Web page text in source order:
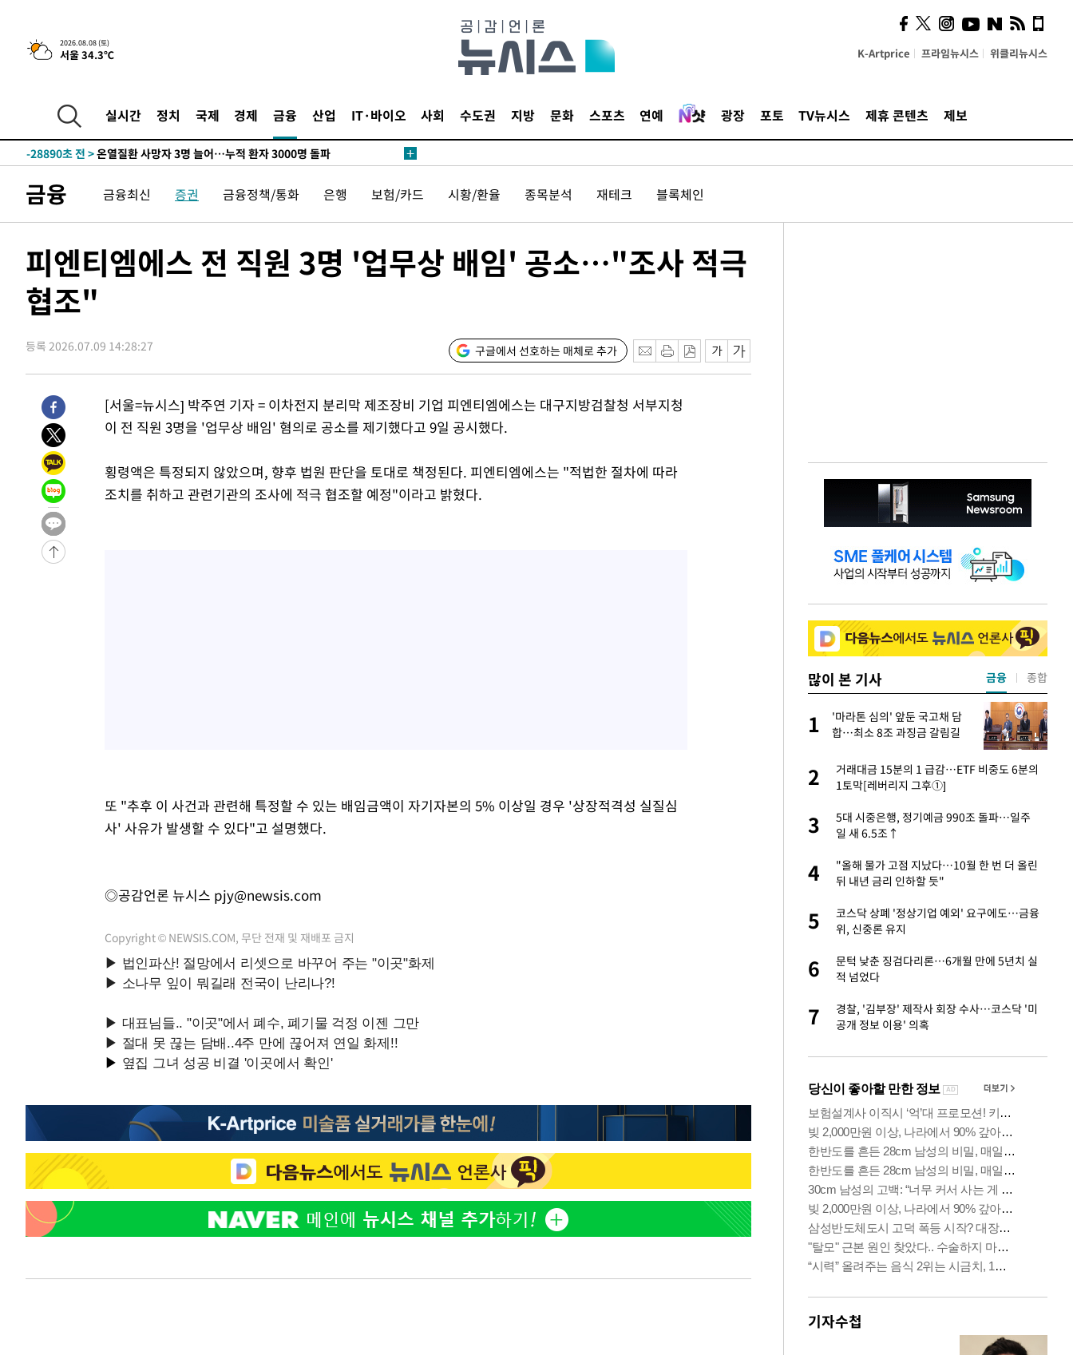
2026.08.08 (토)
서울 34.3℃ K-Artprice 프라임뉴시스 위클리뉴시스
실시간 정치 국제 경제 금융 산업 IT·바이오 사회 수도권 지방 문화 스포츠 연예 광장 포토 TV뉴시스 제휴 콘텐츠 제보
3시간 전 >[속보]뉴욕증시 상승 마감…S&P 0.6% 나스닥 1.3%↑
-30139초 전 >
[속보]이강인 "감독님이 원하는 마음 느꼈고, 많은 트로피 원해 아
틀레티코 이적"
-29921초 전 >
-28890초 전 >온열질환 사망자 3명 늘어…누적 환자 3000명 돌파
-18942초 전 >
백운산서 80년근 천종산삼 9뿌리 발견…감정가 1.3억원
-16652초 전 >선재도서 해루질 나섰다 실종 60대, 닷새 만에 숨진 채 발견
-13562초 전 >여수 오동도 해상서 모터보트 전복…1명 사망·1명 실종
-9789초 전 >극한폭염 한풀 꺾이지만…'낮 최고 35도' 무더위, 열대야 계속[다음
주 날씨]
-6807초 전 >
송"
1시간 전 >'최고 37도' 폭염 지속…강원동해안 최대 150㎜ 비
3시간 전 >[속보]뉴욕증시 상승 마감…S&P 0.6% 나스닥 1.3%↑
-30869초 전 >
낮 최고 35도 '무더위'…동해안 시간당 30㎜ '강한 비'[내일날씨]
-30139초 전 >
[속보]이강인 "감독님이 원하는 마음 느꼈고, 많은 트로피 원해 아
틀레티코 이적"
-29921초 전 >
-28890초 전 >
온열질환 사망자 3명 늘어…누적 환자 3000명 돌파
-22835초 전 >
강릉에 시간당 81.4㎜ 물폭탄…도로 잠기고 담벼락 붕괴
-18942초 전 >
-16652초 전 >
-14186초 전 >
금융 금융최신 증권 금융정책/통화 은행 보험/카드 시황/환율 종목분석 재테크 블록체인
피엔티엠에스 전 직원 3명 '업무상 배임' 공소…"조사 적극
협조"
등록 2026.07.09 14:28:27 구글에서 선호하는 매체로 추가
[서울=뉴시스] 박주연 기자 = 이차전지 분리막 제조장비 기업 피엔티엠에스는 대구지방검찰청 서부지청
이 전 직원 3명을 '업무상 배임' 혐의로 공소를 제기했다고 9일 공시했다.
횡령액은 특정되지 않았으며, 향후 법원 판단을 토대로 책정된다. 피엔티엠에스는 "적법한 절차에 따라
조치를 취하고 관련기관의 조사에 적극 협조할 예정"이라고 밝혔다.
또 "추후 이 사건과 관련해 특정할 수 있는 배임금액이 자기자본의 5% 이상일 경우 '상장적격성 실질심
사' 사유가 발생할 수 있다"고 설명했다.
◎공감언론 뉴시스 pjy@newsis.com
Copyright © NEWSIS.COM, 무단 전재 및 재배포 금지
많이 본 기사
김도영·곽빈·안현민…오승환·니퍼트가 콕
1
'마라톤 심의' 앞둔 국고채 담
합…최소 8조 과징금 갈림길
2
거래대금 15분의 1 급감…ETF 비중도 6분의
1토막[레버리지 그후①]
3
5대 시중은행, 정기예금 990조 돌파…일주
일 새 6.5조↑
4
"올해 물가 고점 지났다…10월 한 번 더 올린
뒤 내년 금리 인하할 듯"
5
코스닥 상폐 '정상기업 예외' 요구에도…금융
위, 신중론 유지
6
문턱 낮춘 징검다리론…6개월 만에 5년치 실
적 넘었다
7
경찰, '김부장' 제작사 회장 수사…코스닥 '미
공개 정보 이용' 의혹
금융 종합
기자수첩